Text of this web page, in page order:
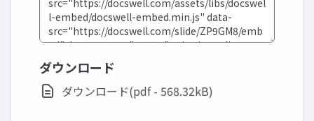
ダウンロード
ダウンロード(pdf - 568.32kB)